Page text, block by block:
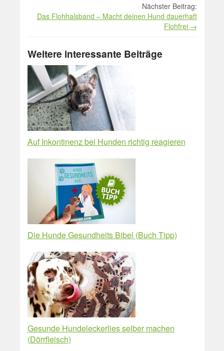
Nächster Beitrag:
Das Flohhalsband – Macht deinen Hund dauerhaft
Flohfrei →
Weitere interessante Beiträge
Auf Inkontinenz bei Hunden richtig reagieren
Die Hunde Gesundheits Bibel (Buch Tipp)
Gesunde Hundeleckerlies selber machen
(Dörrfleisch)